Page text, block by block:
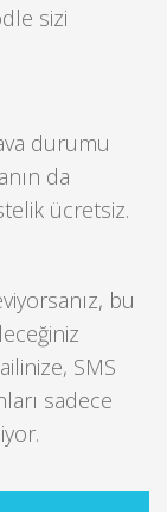
sizi
durumu
da
ücretsiz.
bu
SMS
sadece